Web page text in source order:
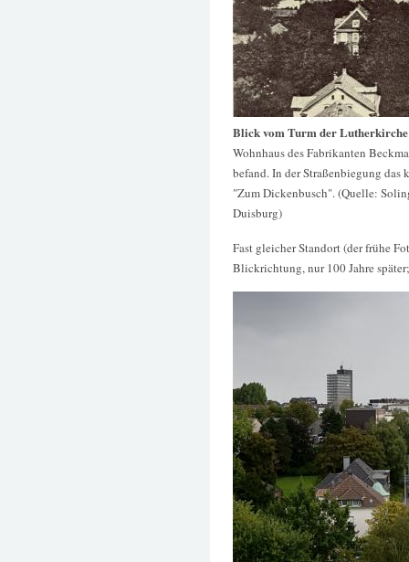
Blick vom Turm der
Wohnhaus des Fabrikanten
befand. In der Straßenbiegung
"Zum Dickenbusch". (Quelle:
Duisburg)
Fast gleicher Standort (der frühe
Blickrichtung, nur 100 Jahre